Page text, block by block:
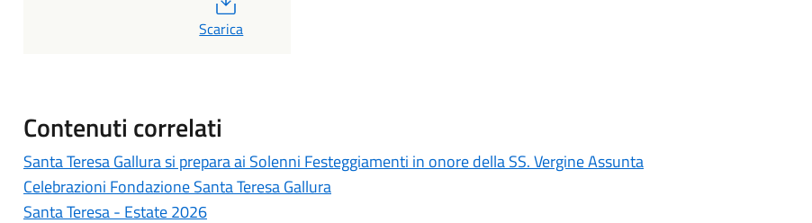
Scarica
Contenuti correlati
Santa Teresa Gallura si prepara ai Solenni Festeggiamenti in onore della SS. Vergine Assunta
Celebrazioni Fondazione Santa Teresa Gallura
Santa Teresa - Estate 2026